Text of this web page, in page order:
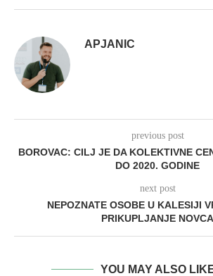
APJANIC
previous post
BOROVAC: CILJ JE DA KOLEKTIVNE
DO 2020. GODINE
next post
NEPOZNATE OSOBE U KALESIJI
PRIKUPLJANJE NOVCA
YOU MAY ALSO